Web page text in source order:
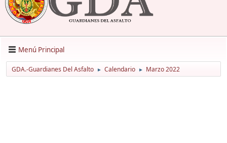
Menú Principal
GDA.-Guardianes Del Asfalto ► Calendario ► Marzo 2022